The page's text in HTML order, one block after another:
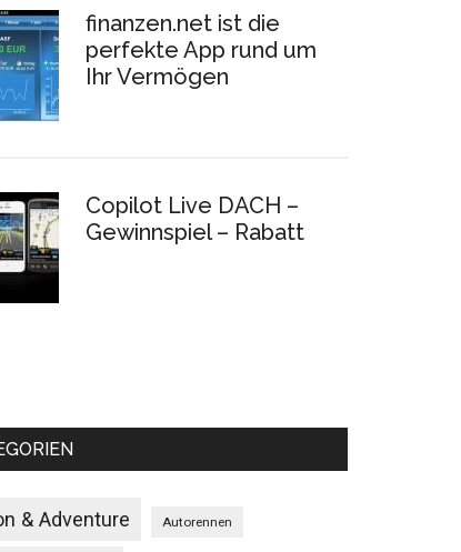
finanzen.net ist die
perfekte App rund um
Ihr Vermögen
Copilot Live DACH –
Gewinnspiel – Rabatt
& Adventure Autorennen